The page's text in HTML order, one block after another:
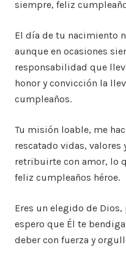
siempre, feliz
El día de tu nacimiento
aunque en ocasiones
responsabilidad que
honor y convicción la
cumpleaños.
Tu misión loable, me
rescatado vidas,
retribuirte con amor, lo
feliz cumpleaños héroe.
Eres un elegido de
espero que Él te
deber con fuerza y